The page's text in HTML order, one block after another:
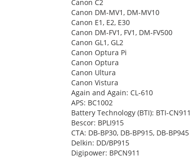
Canon C2
Canon DM-MV1, DM-MV10
Canon E1, E2, E30
Canon DM-FV1, FV1, DM-FV500
Canon GL1, GL2
Canon Optura Pi
Canon Optura
Canon Ultura
Canon Vistura
Again and Again: CL-610
APS: BC1002
Battery Technology (BTI): BTI-CN911
Bescor: BPLI915
CTA: DB-BP30, DB-BP915, DB-BP945
Delkin: DD/BP915
Digipower: BPCN911